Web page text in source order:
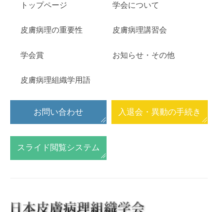
トップページ 学会について
⽪膚病理の重要性 ⽪膚病理講習会
学会賞 お知らせ・その他
皮膚病理組織学用語
お問い合わせ 入退会・異動の手続き
スライド閲覧システム